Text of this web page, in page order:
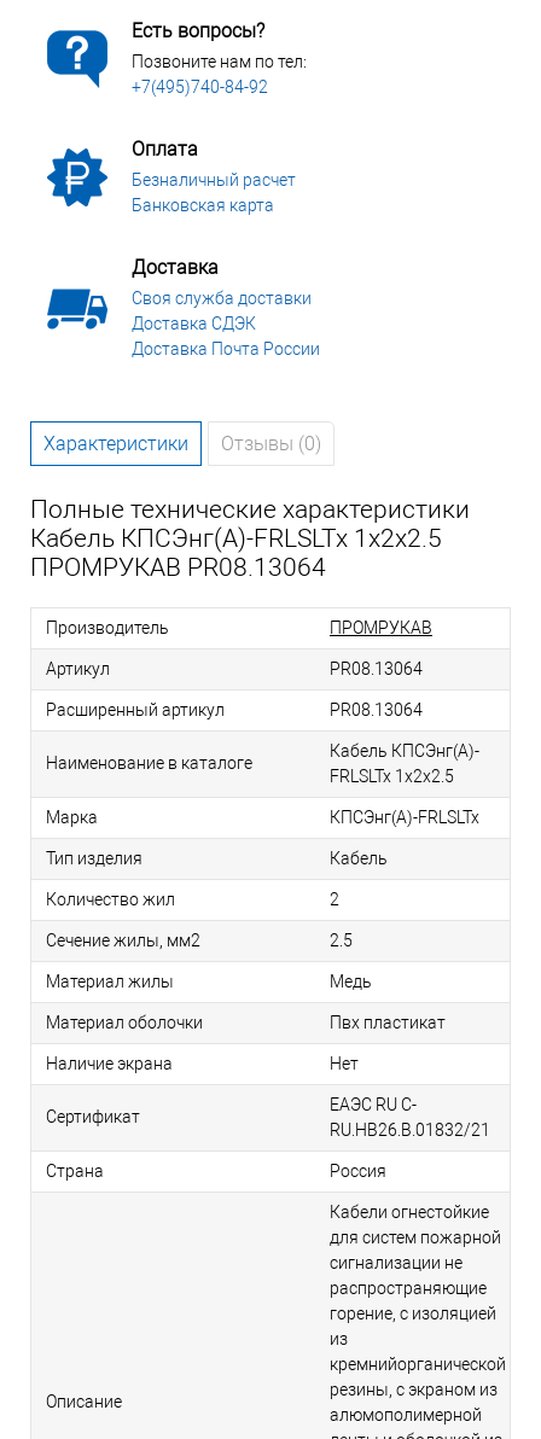
Есть вопросы?
Позвоните нам по тел:
+7(495)740-84-92
Оплата
Безналичный расчет
Банковская карта
Доставка
Своя служба доставки
Доставка СДЭК
Доставка Почта России
Характеристики Отзывы (0)
Полные технические характеристики
Кабель КПСЭнг(А)-FRLSLTx 1х2х2.5
ПРОМРУКАВ PR08.13064
Производитель ПРОМРУКАВ
Артикул PR08.13064
Расширенный артикул PR08.13064
Наименование в каталоге
Кабель КПСЭнг(А)-
FRLSLTx 1х2х2.5
Марка КПСЭнг(А)-FRLSLTx
Тип изделия Кабель
Количество жил 2
Сечение жилы, мм2 2.5
Материал жилы Медь
Материал оболочки Пвх пластикат
Наличие экрана Нет
Сертификат
ЕАЭС RU С-
RU.НВ26.В.01832/21
Страна Россия
Описание
Кабели огнестойкие
для систем пожарной
сигнализации не
распространяющие
горение, с изоляцией
из
кремнийорганической
резины, с экраном из
алюмополимерной